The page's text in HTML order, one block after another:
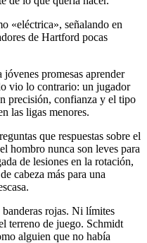
«eléctrica», señalando en
de Hartford pocas
promesas aprender
vio lo contrario: un jugador
precisión, confianza y el tipo
las ligas menores.
que respuestas sobre el
hombro nunca son leves para
de lesiones en la rotación,
cabeza más para una
banderas rojas. Ni límites
terreno de juego. Schmidt
alguien que no había